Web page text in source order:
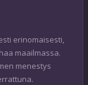
erinomaisesti,
maailmassa.
menestys